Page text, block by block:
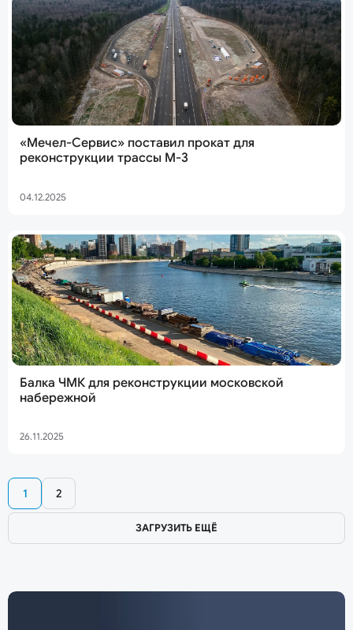
«Мечел-Сервис» поставил прокат для
реконструкции трассы М-3
04.12.2025
Балка ЧМК для реконструкции московской
набережной
26.11.2025
1 2
ЗАГРУЗИТЬ ЕЩЁ